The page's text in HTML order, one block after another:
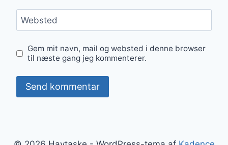
Websted
Gem mit navn, mail og websted i denne browser
til næste gang jeg kommenterer.